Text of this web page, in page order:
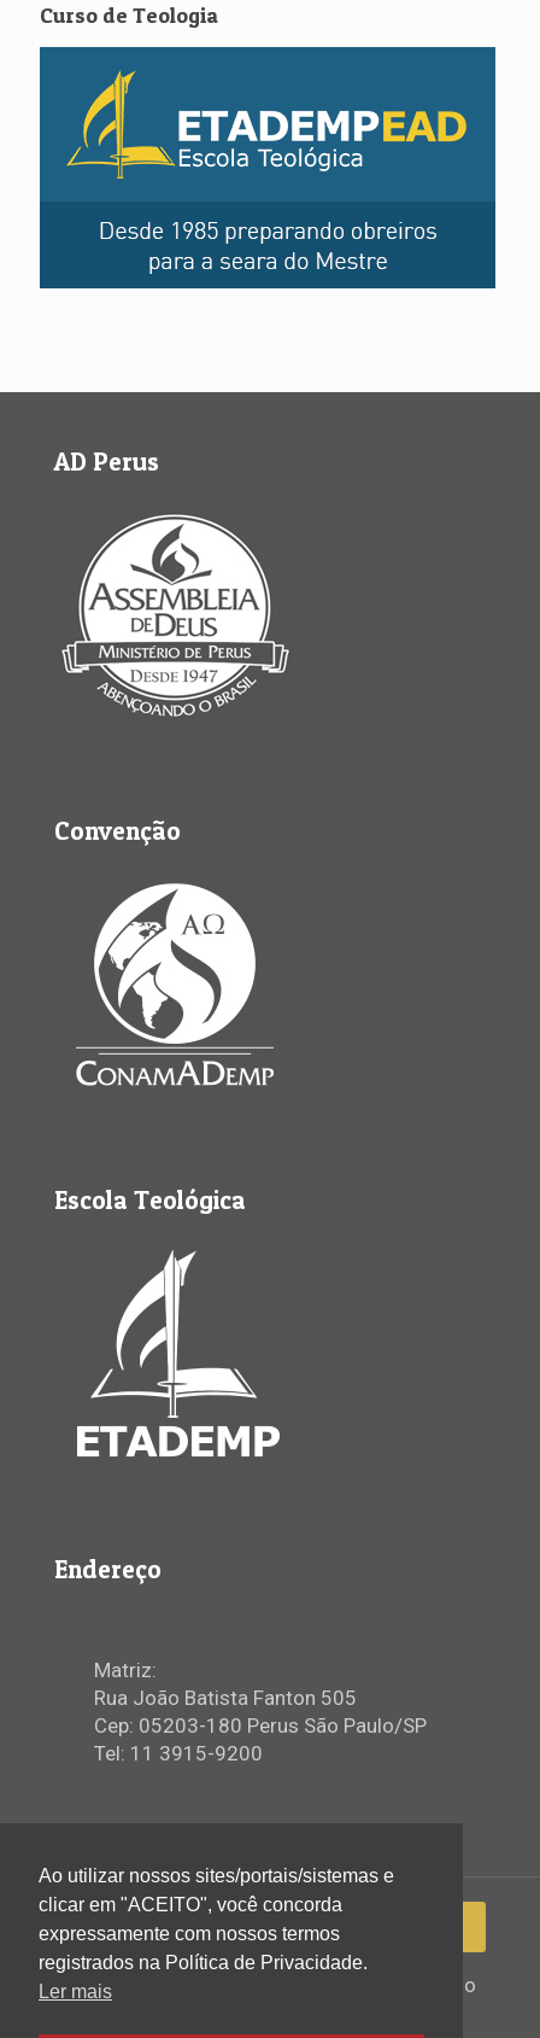
Curso de Teologia
AD Perus
Convenção
Escola Teológica
Endereço
Matriz:
Rua João Batista Fanton 505
Cep: 05203-180 Perus São Paulo/SP
Tel: 11 3915-9200
2022 © Igreja Assembleia de Deus Ministério
Ao utilizar nossos sites/portais/sistemas e
clicar em "ACEITO", você concorda
expressamente com nossos termos
registrados na Política de Privacidade.
Ler mais